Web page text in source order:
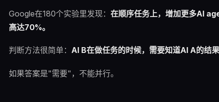
Google在180个实验里发现： 在顺序任务上，增加更多AI
高达70%。
判断方法很简单： AI B在做任务的时候，需要知道AI A的结
如果答案是"需要"，不能并行。